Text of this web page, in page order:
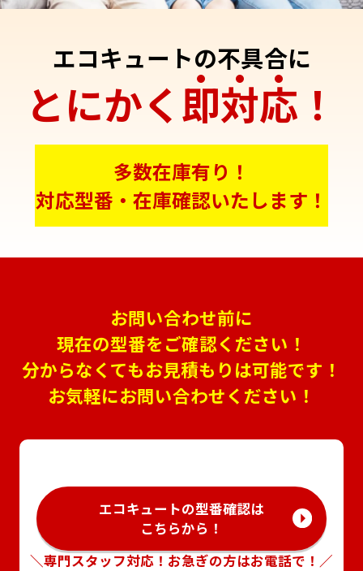
エコキュートの不具合に
とにかく即対応 ！
多数在庫有り！
対応型番・在庫確認いたします！
お問い合わせ前に
現在の型番をご確認ください！
分からなくてもお見積もりは可能です！
お気軽にお問い合わせください！
エコキュートの型番確認は
こちらから！
＼専門スタッフ対応！お急ぎの方はお電話で！／